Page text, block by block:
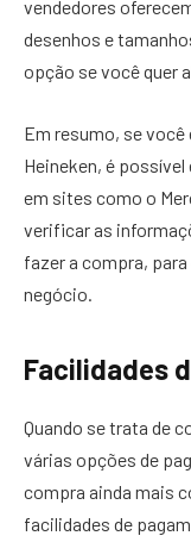
vendedores
desenhos e
opção se você quer
Em resumo, se
Heineken, é
em sites como o
verificar as
fazer a compra,
negócio.
Facilidades
Quando se trata de
várias opções de
compra ainda mais
facilidades de